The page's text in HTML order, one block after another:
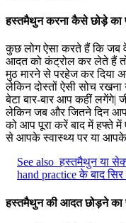
हस्तमैथुन करना कैसे छोड़े का
कुछ लोग ऐसा करते हैं कि जब
आदत को कंट्रोल कर लेते हैं
मुठ मारने से परहेज कर दिया
लेकिन दोस्तों ऐसी सोच
बेटा बार-बार आप कहीं लगेंगे|
लेकिन जब और जितने दिन
को आप पूरा करें बाद में हफ्ते
से आपके स्वास्थ्य पर या आपके
See also हस्तमैथुन या
hand practice के बाद
हस्तमैथुन की आदत छोड़ने का